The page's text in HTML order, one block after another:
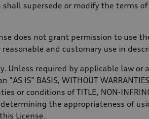
supersede or modify the terms
does not grant permission to use
and customary use in
Unless required by applicable law
"AS IS" BASIS, WITHOUT
or conditions of TITLE, NON-
the appropriateness of
License.